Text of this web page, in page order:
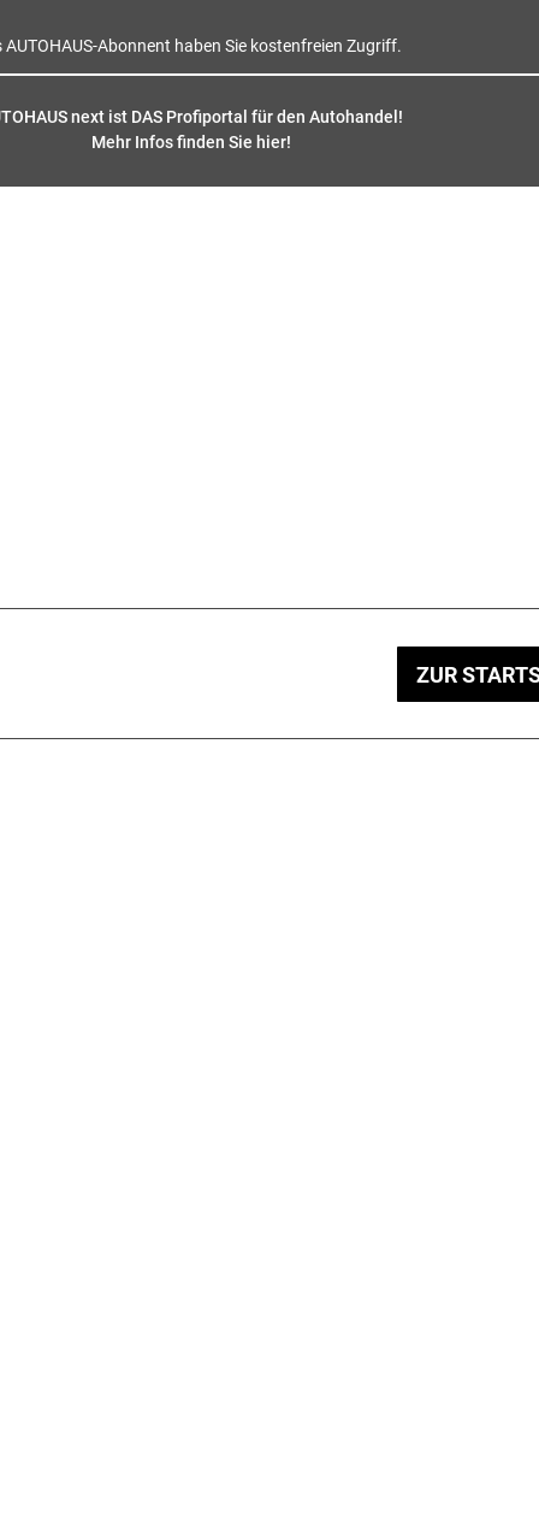
AUTOHAUS-Abonnent haben Sie kostenfreien Zugriff.
next ist DAS Profiportal für den Autohandel!
Mehr Infos finden Sie hier!
ZUR